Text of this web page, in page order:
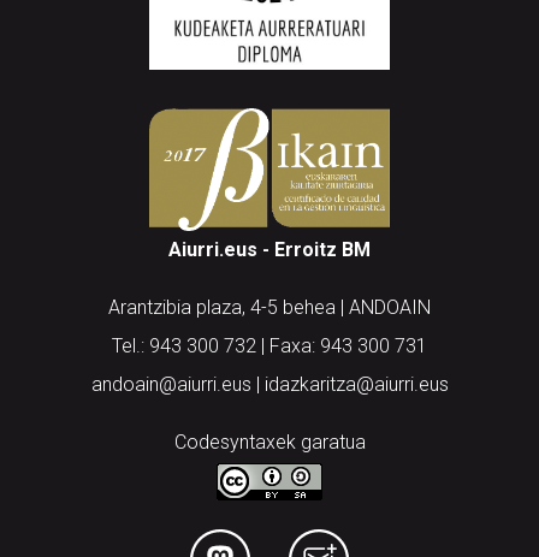
Aiurri.eus - Erroitz BM
Arantzibia plaza, 4-5 behea | ANDOAIN
Tel.: 943 300 732 | Faxa: 943 300 731
andoain@aiurri.eus | idazkaritza@aiurri.eus
Codesyntaxek garatua